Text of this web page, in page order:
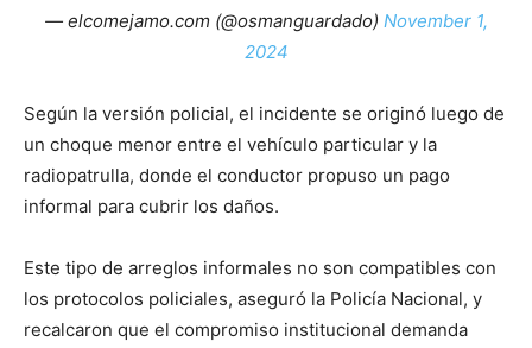
— elcomejamo.com (@osmanguardado) November 1,
2024
Según la versión policial, el incidente se originó luego de
un choque menor entre el vehículo particular y la
radiopatrulla, donde el conductor propuso un pago
informal para cubrir los daños.
Este tipo de arreglos informales no son compatibles con
los protocolos policiales, aseguró la Policía Nacional, y
recalcaron que el compromiso institucional demanda